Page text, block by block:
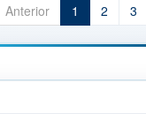
Anterior 1 2 3